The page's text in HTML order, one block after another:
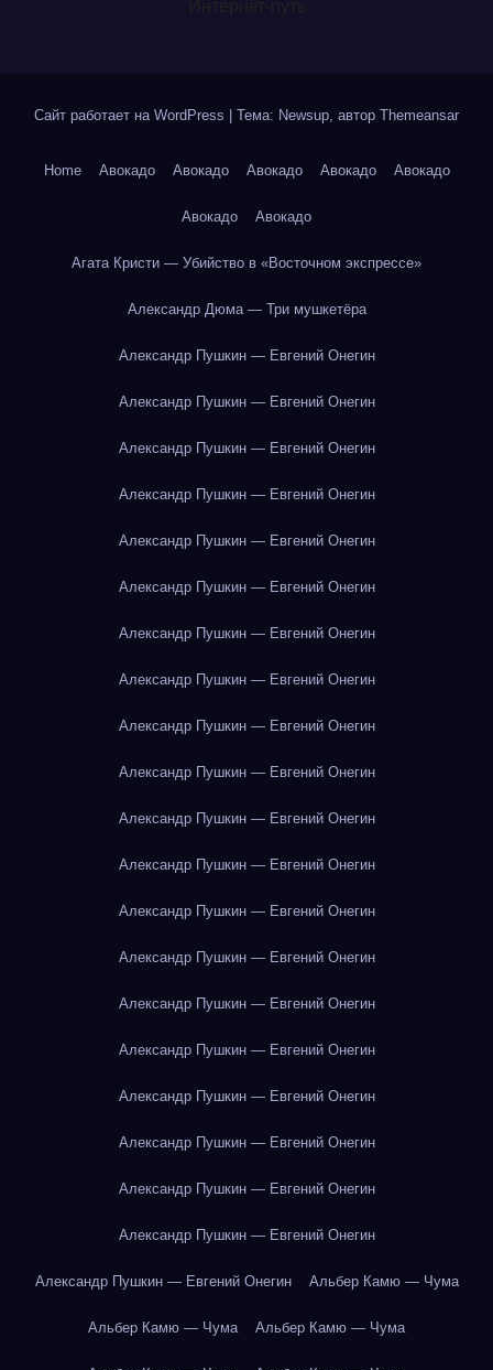
Сайт работает на WordPress Тема: Newsup, автор Themeansar
Home Авокадо Авокадо Авокадо Авокадо Авокадо
Авокадо Авокадо
Агата Кристи — Убийство в «Восточном экспрессе»
Александр Дюма — Три мушкетёра
Александр Пушкин — Евгений Онегин
Александр Пушкин — Евгений Онегин
Александр Пушкин — Евгений Онегин
Александр Пушкин — Евгений Онегин
Александр Пушкин — Евгений Онегин
Александр Пушкин — Евгений Онегин
Александр Пушкин — Евгений Онегин
Александр Пушкин — Евгений Онегин
Александр Пушкин — Евгений Онегин
Александр Пушкин — Евгений Онегин
Александр Пушкин — Евгений Онегин
Александр Пушкин — Евгений Онегин
Александр Пушкин — Евгений Онегин
Александр Пушкин — Евгений Онегин
Александр Пушкин — Евгений Онегин
Александр Пушкин — Евгений Онегин
Александр Пушкин — Евгений Онегин
Александр Пушкин — Евгений Онегин
Александр Пушкин — Евгений Онегин
Александр Пушкин — Евгений Онегин
Александр Пушкин — Евгений Онегин Альбер Камю — Чума
Альбер Камю — Чума Альбер Камю — Чума